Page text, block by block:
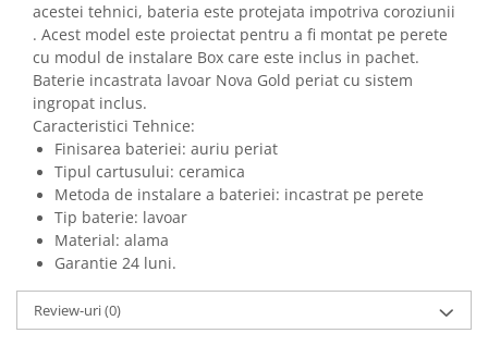
acestei tehnici, bateria este protejata impotriva coroziunii
. Acest model este proiectat pentru a fi montat pe perete
cu modul de instalare Box care este inclus in pachet.
Baterie incastrata lavoar Nova Gold periat cu sistem
ingropat inclus.
Caracteristici Tehnice:
Finisarea bateriei: auriu periat
Tipul cartusului: ceramica
Metoda de instalare a bateriei: incastrat pe perete
Tip baterie: lavoar
Material: alama
Garantie 24 luni.
Review-uri(0)